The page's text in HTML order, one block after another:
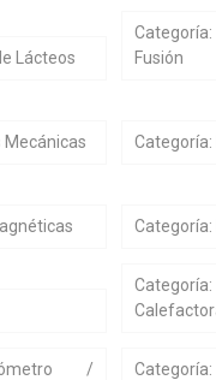
Lácteos
Fusión
Mecánicas Categoría:
Categoría:
/